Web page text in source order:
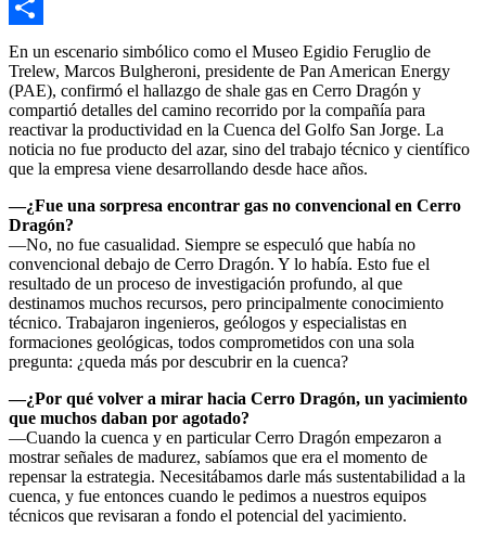
Email
Compartir
En un escenario simbólico como el Museo Egidio Feruglio de
Trelew, Marcos Bulgheroni, presidente de Pan American Energy
(PAE), confirmó el hallazgo de shale gas en Cerro Dragón y
compartió detalles del camino recorrido por la compañía para
reactivar la productividad en la Cuenca del Golfo San Jorge. La
noticia no fue producto del azar, sino del trabajo técnico y científico
que la empresa viene desarrollando desde hace años.
—¿Fue una sorpresa encontrar gas no convencional en Cerro
Dragón?
—No, no fue casualidad. Siempre se especuló que había no
convencional debajo de Cerro Dragón. Y lo había. Esto fue el
resultado de un proceso de investigación profundo, al que
destinamos muchos recursos, pero principalmente conocimiento
técnico. Trabajaron ingenieros, geólogos y especialistas en
formaciones geológicas, todos comprometidos con una sola
pregunta: ¿queda más por descubrir en la cuenca?
—¿Por qué volver a mirar hacia Cerro Dragón, un yacimiento
que muchos daban por agotado?
—Cuando la cuenca y en particular Cerro Dragón empezaron a
mostrar señales de madurez, sabíamos que era el momento de
repensar la estrategia. Necesitábamos darle más sustentabilidad a la
cuenca, y fue entonces cuando le pedimos a nuestros equipos
técnicos que revisaran a fondo el potencial del yacimiento.